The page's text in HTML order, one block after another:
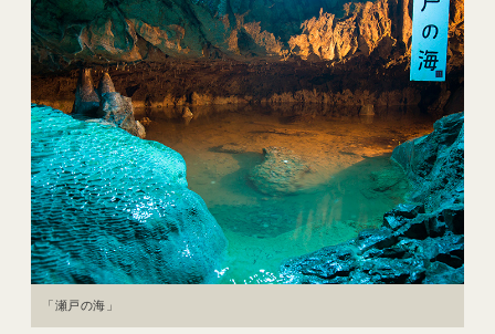
「瀬戸の海」